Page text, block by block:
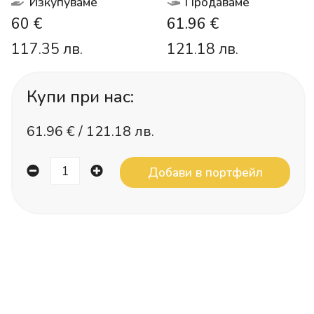
60 €
117.35 лв.
61.96 €
121.18 лв.
Купи при нас:
61.96 € / 121.18 лв.